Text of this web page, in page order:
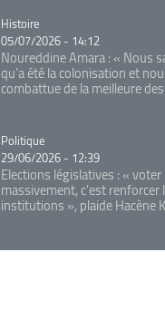
Catégorie
Histoire
05/07/2026 - 14:12
Noureddine Amara : « Nous
qu’a été la colonisation et
combattue de la meilleure
Catégorie
Politique
29/06/2026 - 12:39
Elections législatives : « voter
massivement, c'est renforcer
institutions », plaide Hacène